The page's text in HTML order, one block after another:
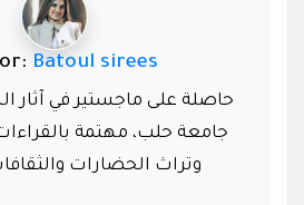
Batoul sirees
حاصلة على ماجستير في آثار
جامعة حلب، مهتمة بالقراءات
وتراث الحضارات